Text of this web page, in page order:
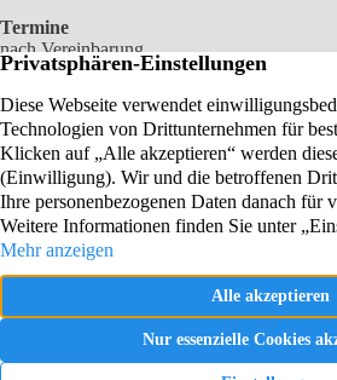
Termine
nach Vereinbarung
0172 6904449